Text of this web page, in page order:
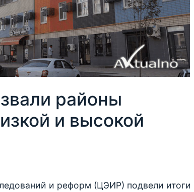
районы
и высокой
и реформ (ЦЭИР) подвели итоги